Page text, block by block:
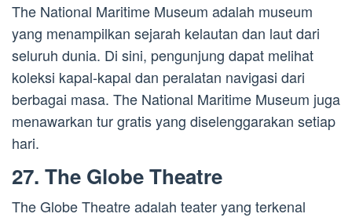
The National Maritime Museum adalah museum
yang menampilkan sejarah kelautan dan laut dari
seluruh dunia. Di sini, pengunjung dapat melihat
koleksi kapal-kapal dan peralatan navigasi dari
berbagai masa. The National Maritime Museum juga
menawarkan tur gratis yang diselenggarakan setiap
hari.
27. The Globe Theatre
The Globe Theatre adalah teater yang terkenal